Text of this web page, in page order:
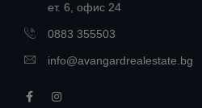
ет. 6, офис 24
0883 355503
info@avangardrealestate.bg